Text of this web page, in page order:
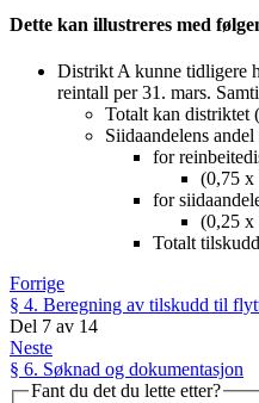
Dette kan illustreres med
Distrikt A kunne tidligere
reintall per 31. mars.
Totalt kan distriktet
Siidaandelens
for
(0,75 x
for
(0,25 x
Totalt
Forrige
§ 4. Beregning av tilskudd til
Del 7 av 14
Neste
§ 6. Søknad og dokumentasjon
Fant du det du lette etter?